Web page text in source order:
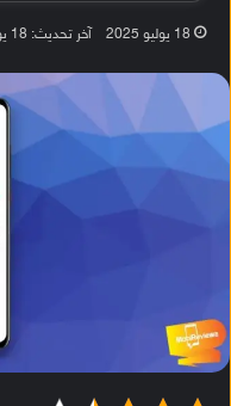
18 يوليو 2025 آخر تحديث: 18 يوليو 2025